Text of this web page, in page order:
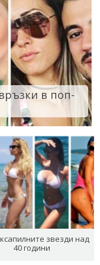
в поп-
звезди над
40 години